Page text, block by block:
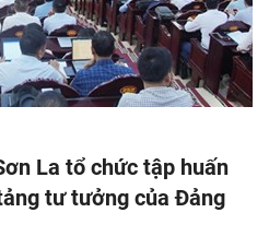
La tổ chức tập huấn
tư tưởng của Đảng